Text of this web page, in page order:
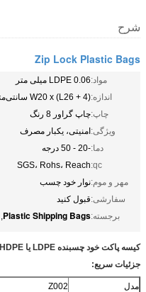
شرح
Zip Lock Plastic Bags
مواد:LDPE 0.06 میلی متر
اندازه:W20 x (L26 + 4) سانتی‌متر
چاپ:چاپ گراور 8 رنگ
ویژگی:امنیتی، یکبار مصرف
دما:-20 - 50 درجه
qc: SGS، Rohs، Reach
مهر و موم:نوار خود چسب
سفارشی:قبول کنید
برجسته:Plastic Shipping Bags
,
کیسه پاکت خود چسبنده LDPE یا HDPE
جزئیات سریع:
مدل Z002